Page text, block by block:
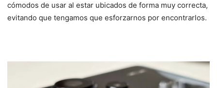
cómodos de usar al estar ubicados de forma muy correcta,
evitando que tengamos que esforzarnos por encontrarlos.